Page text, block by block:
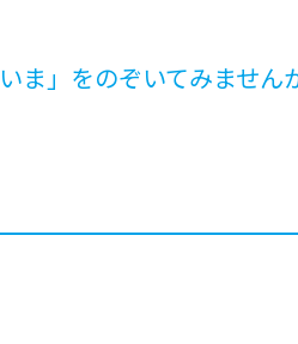
ま」をのぞいてみません